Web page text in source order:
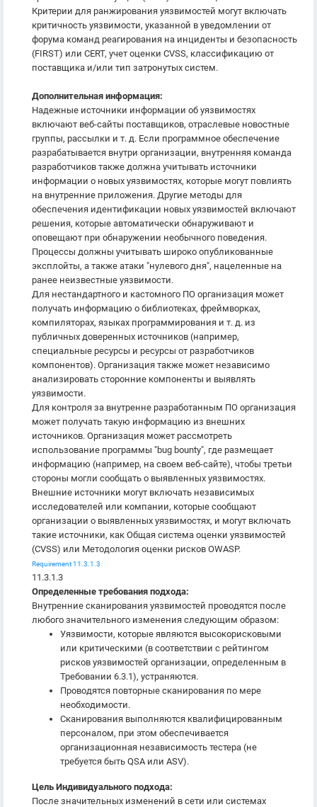
Критерии для ранжирования уязвимостей могут включать
критичность уязвимости, указанной в уведомлении от
форума команд реагирования на инциденты и безопасность
(FIRST) или CERT, учет оценки CVSS, классификацию от
поставщика и/или тип затронутых систем.
Дополнительная информация:
Надежные источники информации об уязвимостях
включают веб-сайты поставщиков, отраслевые новостные
группы, рассылки и т. д. Если программное обеспечение
разрабатывается внутри организации, внутренняя команда
разработчиков также должна учитывать источники
информации о новых уязвимостях, которые могут повлиять
на внутренние приложения. Другие методы для
обеспечения идентификации новых уязвимостей включают
решения, которые автоматически обнаруживают и
оповещают при обнаружении необычного поведения.
Процессы должны учитывать широко опубликованные
эксплойты, а также атаки "нулевого дня", нацеленные на
ранее неизвестные уязвимости.
Для нестандартного и кастомного ПО организация может
получать информацию о библиотеках, фреймворках,
компиляторах, языках программирования и т. д. из
публичных доверенных источников (например,
специальные ресурсы и ресурсы от разработчиков
компонентов). Организация также может независимо
анализировать сторонние компоненты и выявлять
уязвимости.
Для контроля за внутренне разработанным ПО организация
может получать такую информацию из внешних
источников. Организация может рассмотреть
использование программы "bug bounty", где размещает
информацию (например, на своем веб-сайте), чтобы третьи
стороны могли сообщать о выявленных уязвимостях.
Внешние источники могут включать независимых
исследователей или компании, которые сообщают
организации о выявленных уязвимостях, и могут включать
такие источники, как Общая система оценки уязвимостей
(CVSS) или Методология оценки рисков OWASP.
Requirement 11.3.1.3
11.3.1.3
Определенные требования подхода:
Внутренние сканирования уязвимостей проводятся после
любого значительного изменения следующим образом:
Уязвимости, которые являются высокорисковыми
или критическими (в соответствии с рейтингом
рисков уязвимостей организации, определенным в
Требовании 6.3.1), устраняются.
Проводятся повторные сканирования по мере
необходимости.
Сканирования выполняются квалифицированным
персоналом, при этом обеспечивается
организационная независимость тестера (не
требуется быть QSA или ASV).
Цель Индивидуального подхода:
После значительных изменений в сети или системах